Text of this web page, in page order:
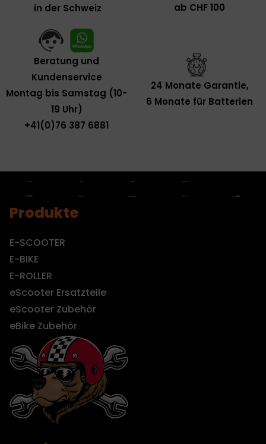
in der Schweiz
ab CHF 100
Beratung und
Kundenservice
Montag bis Samstag (10-
19 Uhr)
+41(0)76 387 6881
24 Monate Garantie,
6 Monate für Batterien
Produkte
E-SCOOTER
E-BIKE
E-ROLLER
eScooter Ersatzteile
eScooter Zubehör
eBike Zubehör